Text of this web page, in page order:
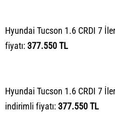
Hyundai Tucson 1.6 CRDI 7
fiyatı: 377.550 TL
Hyundai Tucson 1.6 CRDI 7
indirimli fiyatı: 377.550 TL